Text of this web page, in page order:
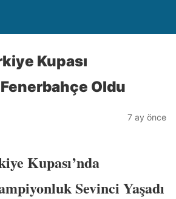
Kupası
Oldu
7 ay önce
Kupası’nda
Sevinci Yaşadı